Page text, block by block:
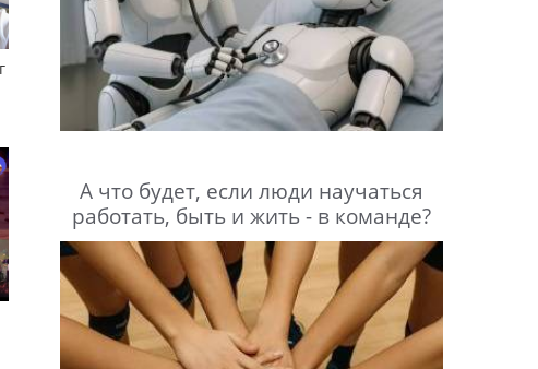
А что будет, если люди научаться
работать, быть и жить - в команде?